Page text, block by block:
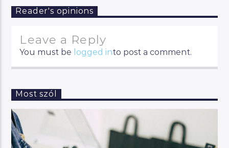
Reader's opinions
Leave a Reply
You must be logged into post a comment.
Most szól